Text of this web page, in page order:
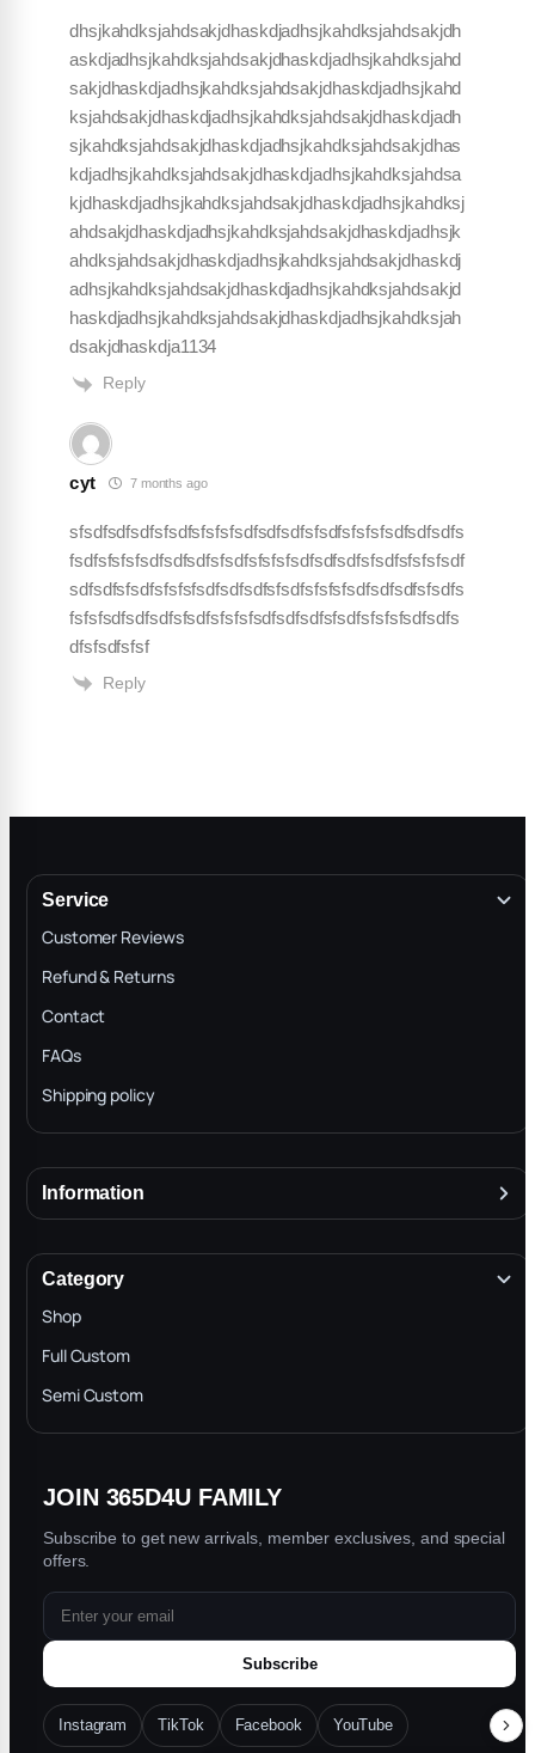
dhsjkahdksjahdsakjdhaskdjadhsjkahdksjahdsakjdh
askdjadhsjkahdksjahdsakjdhaskdjadhsjkahdksjahd
sakjdhaskdjadhsjkahdksjahdsakjdhaskdjadhsjkahd
ksjahdsakjdhaskdjadhsjkahdksjahdsakjdhaskdjadh
sjkahdksjahdsakjdhaskdjadhsjkahdksjahdsakjdhas
kdjadhsjkahdksjahdsakjdhaskdjadhsjkahdksjahdsa
kjdhaskdjadhsjkahdksjahdsakjdhaskdjadhsjkahdksj
ahdsakjdhaskdjadhsjkahdksjahdsakjdhaskdjadhsjk
ahdksjahdsakjdhaskdjadhsjkahdksjahdsakjdhaskdj
adhsjkahdksjahdsakjdhaskdjadhsjkahdksjahdsakjd
haskdjadhsjkahdksjahdsakjdhaskdjadhsjkahdksjah
dsakjdhaskdja1134
Reply
cyt 7 months ago
sfsdfsdfsdfsfsdfsfsfsfsdfsdfsdfsfsdfsfsfsfsdfsdfsdfs
fsdfsfsfsfsdfsdfsdfsfsdfsfsfsfsdfsdfsdfsfsdfsfsfsfsdf
sdfsdfsfsdfsfsfsfsdfsdfsdfsfsdfsfsfsfsdfsdfsdfsfsdfs
fsfsfsdfsdfsdfsfsdfsfsfsfsdfsdfsdfsfsdfsfsfsfsdfsdfs
dfsfsdfsfsf
Reply
Service
Customer Reviews
Refund & Returns
Contact
FAQs
Shipping policy
Information
Terms & Conditions
INTELLECTUAL PROPERTY RIGHTS
Privacy Policy
Blog
Category
Shop
Full Custom
Semi Custom
JOIN 365D4U FAMILY
Subscribe to get new arrivals, member exclusives, and special
offers.
Subscribe
Instagram TikTok Facebook YouTube